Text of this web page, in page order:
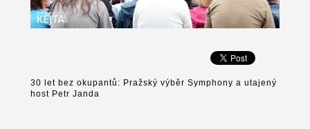
30 let bez okupantů: Pražský výběr Symphony a utajený
host Petr Janda